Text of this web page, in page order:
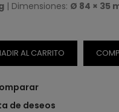
| Dimensiones: Ø 84 × 35
AL CARRITO
de deseos